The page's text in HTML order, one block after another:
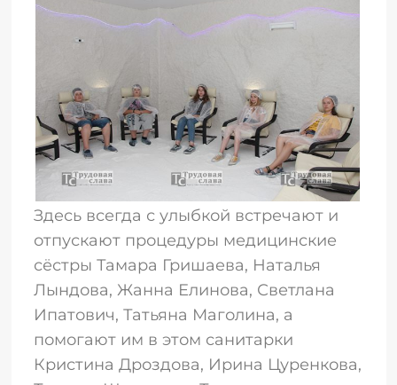
Здесь всегда с улыбкой встречают и
отпускают процедуры медицинские
сёстры Тамара Гришаева, Наталья
Лындова, Жанна Елинова, Светлана
Ипатович, Татьяна Маголина, а
помогают им в этом санитарки
Кристина Дроздова, Ирина Цуренкова,